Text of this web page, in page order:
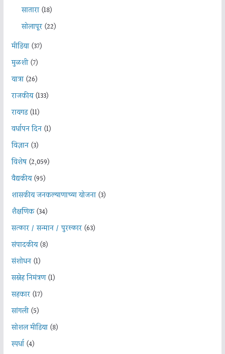
सातारा(18)
सोलापूर(22)
मीडिया(37)
मुळशी(7)
यात्रा(26)
राजकीय(133)
रायगड(11)
वर्धापन दिन(1)
विज्ञान(3)
विशेष(2,059)
वैद्यकीय(95)
शासकीय जनकल्याणाच्या योजना(3)
शैक्षणिक(34)
सत्कार / सन्मान / पुरस्कार(63)
संपादकीय(8)
संशोधन(1)
सस्नेह निमंत्रण(1)
सहकार(17)
सांगली(5)
सोशल मीडिया(8)
स्पर्धा(4)